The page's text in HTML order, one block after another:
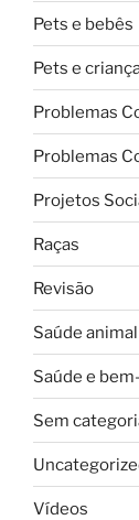
Pets e bebês
Pets e
Problemas
Problemas
Projetos
Raças
Revisão
Saúde animal
Saúde e
Sem
Vídeos